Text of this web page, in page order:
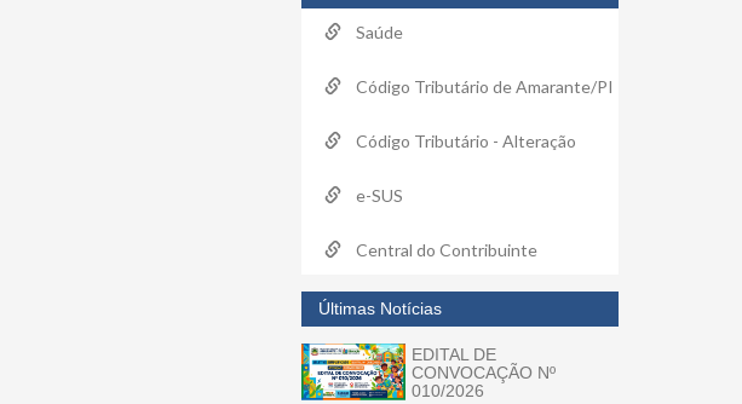
Saúde
Código Tributário de Amarante/PI
Código Tributário - Alteração
e-SUS
Central do Contribuinte
Últimas Notícias
EDITAL DE
CONVOCAÇÃO Nº
010/2026